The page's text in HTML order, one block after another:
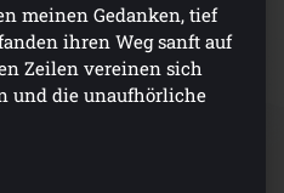
meinen Gedanken, tief
ihren Weg sanft auf
Zeilen vereinen sich
und die unaufhörliche